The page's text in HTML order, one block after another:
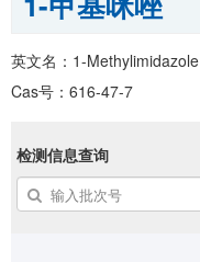
英文名：1-Methylimidazole
Cas号：616-47-7
检测信息查询